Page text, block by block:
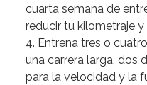
cuarta semana de
reducir tu kilometraje y
4. Entrena tres o
una carrera larga, dos
para la velocidad y la